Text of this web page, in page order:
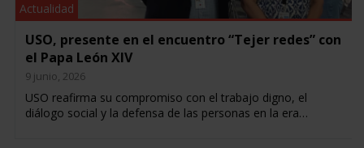
Actualidad
USO, presente en el encuentro “Tejer redes” con
el Papa León XIV
9 junio, 2026
USO reafirma su compromiso con el trabajo digno, el
diálogo social y la defensa de las personas en la era…